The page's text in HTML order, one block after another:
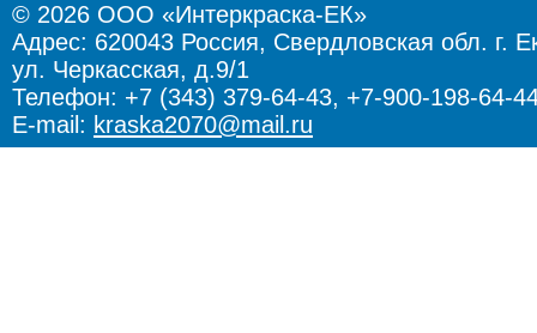
© 2026 ООО «Интеркраска-ЕК»
Адрес: 620043 Россия, Свердловская обл. г.
ул. Черкасская, д.9/1
Телефон: +7 (343) 379-64-43, +7-900-198-64-
E-mail: kraska2070@mail.ru